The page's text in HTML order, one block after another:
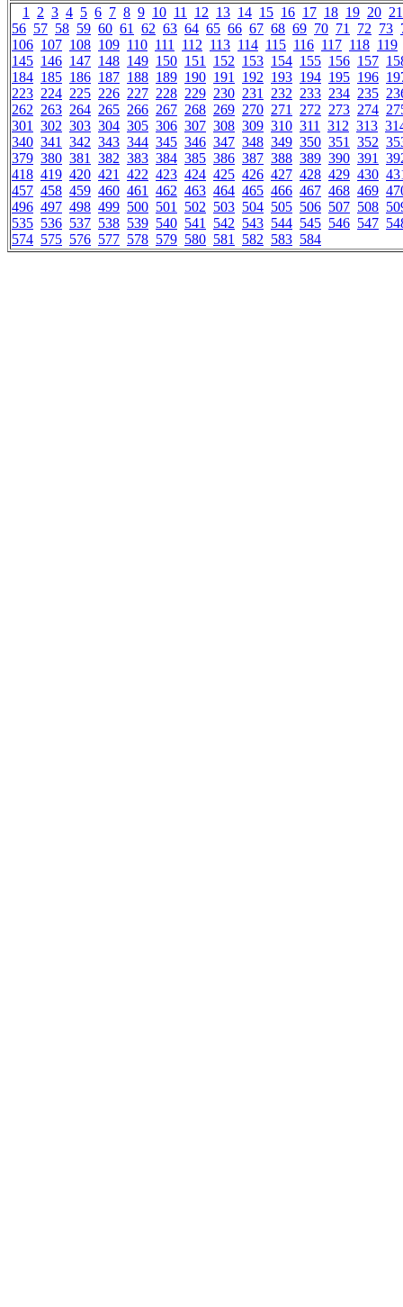
1 2 3 4 5 6 7 8 9 10 11 12 13 14 15 16 17 18 19 20 21
56 57 58 59 60 61 62 63 64 65 66 67 68 69 70 71 72 73
106 107 108 109 110 111 112 113 114 115 116 117 118 119
145 146 147 148 149 150 151 152 153 154 155 156 157
184 185 186 187 188 189 190 191 192 193 194 195 196
223 224 225 226 227 228 229 230 231 232 233 234 235
262 263 264 265 266 267 268 269 270 271 272 273 274
301 302 303 304 305 306 307 308 309 310 311 312 313
340 341 342 343 344 345 346 347 348 349 350 351 352
379 380 381 382 383 384 385 386 387 388 389 390 391
418 419 420 421 422 423 424 425 426 427 428 429 430
457 458 459 460 461 462 463 464 465 466 467 468 469
496 497 498 499 500 501 502 503 504 505 506 507 508
535 536 537 538 539 540 541 542 543 544 545 546 547
574 575 576 577 578 579 580 581 582 583 584